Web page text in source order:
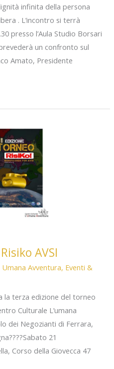
infinita della persona
. L’incontro si terrà
presso l’Aula Studio Borsari
un confronto sul
Amato, Presidente
AVSI
Avventura, Eventi &
la terza edizione del torneo
Culturale L’umana
dei Negozianti di Ferrara,
21
Corso della Giovecca 47